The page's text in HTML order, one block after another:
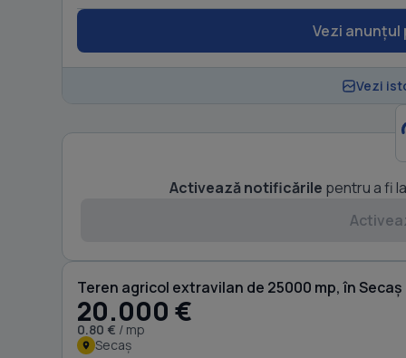
Vezi anunțul
Vezi
Activează notificările pentru a fi
Teren agricol extravilan de 25000 mp, în Secaș
20.000 €
0.80 € / mp
Secaș